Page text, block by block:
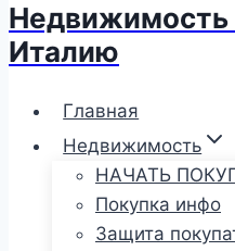
Недвижимость
Италию
Главная
Недвижимость
НАЧАТЬ
Покупка инфо
Защита